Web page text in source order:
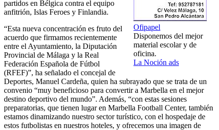
Ofipapel
Disponemos del mejor
material escolar y de
oficina.
La Noción ads
partidos en Bélgica contra el equipo
anfitrión, Islas Feroes y Finlandia.
“Esta nueva concentración es fruto del
acuerdo que firmamos recientemente
entre el Ayuntamiento, la Diputación
Provincial de Málaga y la Real
Federación Española de Fútbol
(RFEF)”, ha señalado el concejal de
Deportes, Manuel Cardeña, quien ha subrayado que se trata de un
convenio “muy beneficioso para convertir a Marbella en el mejor
destino deportivo del mundo”. Además, “con estas sesiones
preparatorias, que tienen lugar en Marbella Football Center, también
estamos dinamizando nuestro sector turístico, con el hospedaje de
estos futbolistas en nuestros hoteles, y ofrecemos una imagen de